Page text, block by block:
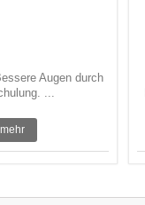
Augen durch
...
mehr